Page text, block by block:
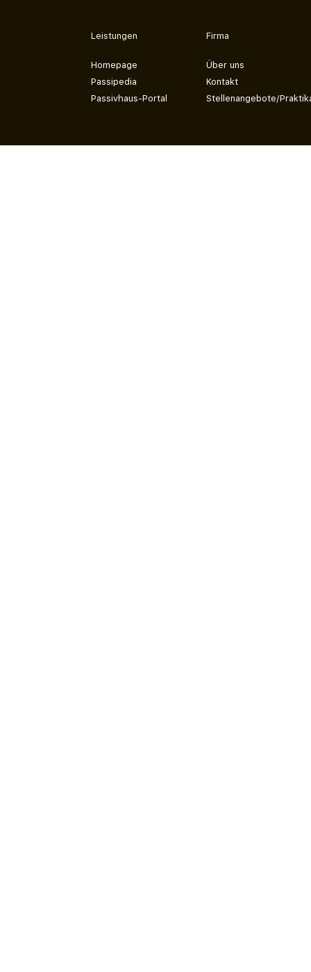
Leistungen
Homepage
Passipedia
Passivhaus-Portal
Firma
Über uns
Kontakt
Stellenangebote/